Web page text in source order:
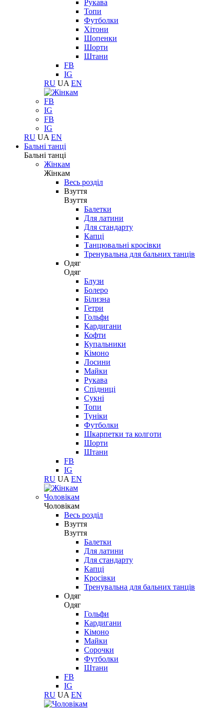
Рукава
Топи
Футболки
Хітони
Шопенки
Шорти
Штани
FB
IG
RU UA EN
FB
IG
FB
IG
RU UA EN
Бальні танці
Бальні танці
Жінкам
Жінкам
Весь розділ
Взуття
Взуття
Балетки
Для латини
Для стандарту
Капці
Танцювальні кросівки
Тренувальна для бальних танців
Одяг
Одяг
Блузи
Болеро
Білизна
Гетри
Гольфи
Кардигани
Кофти
Купальники
Кімоно
Лосини
Майки
Рукава
Спідниці
Сукні
Топи
Туніки
Футболки
Шкарпетки та колготи
Шорти
Штани
FB
IG
RU UA EN
Чоловікам
Чоловікам
Весь розділ
Взуття
Взуття
Балетки
Для латини
Для стандарту
Капці
Кросівки
Тренувальна для бальних танців
Одяг
Одяг
Гольфи
Кардигани
Кімоно
Майки
Сорочки
Футболки
Штани
FB
IG
RU UA EN